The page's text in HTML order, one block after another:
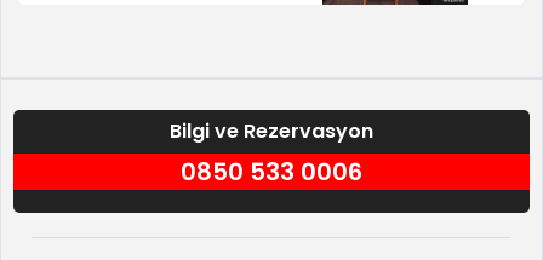
Bilgi ve Rezervasyon
0850 533 0006